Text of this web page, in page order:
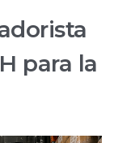
para la